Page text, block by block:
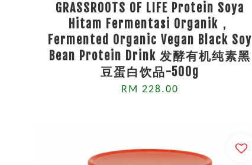
GRASSROOTS OF LIFE Protein Soya
Hitam Fermentasi Organik，
Fermented Organic Vegan Black Soy
Bean Protein Drink 发酵有机纯素黑
豆蛋白饮品-500g
RM 228.00